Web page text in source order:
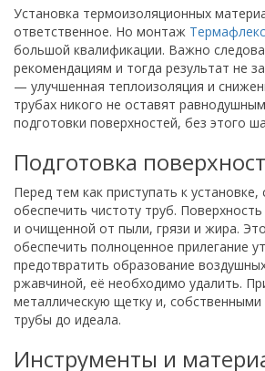
Установка термоизоляционных
ответственное. Но монтаж
большой квалификации. Важно
рекомендациям и тогда результат не
— улучшенная теплоизоляция и
трубах никого не оставят
подготовки поверхностей, без этого
Подготовка
Перед тем как приступать к
обеспечить чистоту труб.
и очищенной от пыли, грязи и жира.
обеспечить полноценное прилегание
предотвратить образование
ржавчиной, её необходимо удалить.
металлическую щетку и, собственными
трубы до идеала.
Инструменты и